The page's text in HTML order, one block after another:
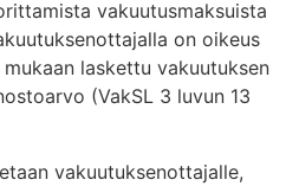
vakuutusmaksuista
on oikeus
laskettu vakuutuksen
(VakSL 3 luvun 13
vakuutuksenottajalle,